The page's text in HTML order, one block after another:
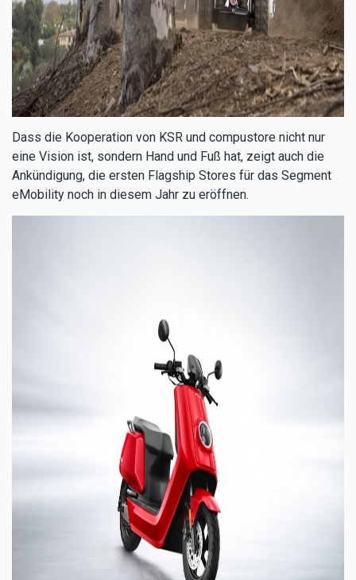
Dass die Kooperation von KSR und compustore nicht nur
eine Vision ist, sondern Hand und Fuß hat, zeigt auch die
Ankündigung, die ersten Flagship Stores für das Segment
eMobility noch in diesem Jahr zu eröffnen.